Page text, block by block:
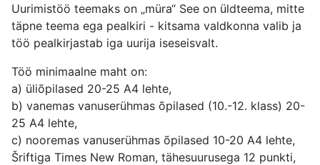
Uurimistöö teemaks on „müra“ See on üldteema, mitte
täpne teema ega pealkiri - kitsama valdkonna valib ja
töö pealkirjastab iga uurija iseseisvalt.
Töö minimaalne maht on:
a) üliõpilased 20-25 A4 lehte,
b) vanemas vanuserühmas õpilased (10.-12. klass) 20-
25 A4 lehte,
c) nooremas vanuserühmas õpilased 10-20 A4 lehte,
Šriftiga Times New Roman, tähesuurusega 12 punkti,